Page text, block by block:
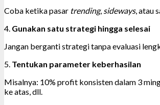
Coba ketika pasar trending, sideways, atau
4. Gunakan satu strategi hingga selesai
Jangan berganti strategi tanpa evaluasi
5. Tentukan parameter keberhasilan
Misalnya: 10% profit konsisten dalam 3
ke atas, dll.